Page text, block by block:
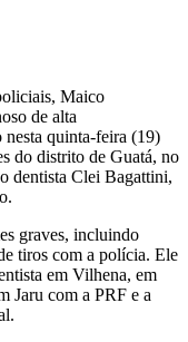
Maico
de alta
quinta-feira (19)
do distrito de Guatá, no
dentista Clei Bagattini,
graves, incluindo
tiros com a polícia. Ele
em Vilhena, em
Jaru com a PRF e a